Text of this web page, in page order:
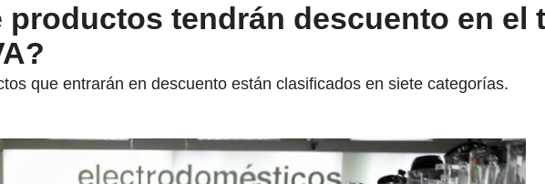
productos tendrán descuento en el
que entrarán en descuento están clasificados en siete categorías.